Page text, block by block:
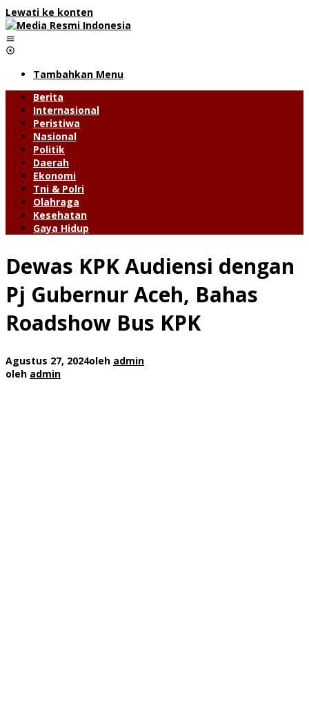
Lewati ke konten
Tambahkan Menu
Berita
Internasional
Peristiwa
Nasional
Politik
Daerah
Ekonomi
Tni & Polri
Olahraga
Kesehatan
Gaya Hidup
Dewas KPK Audiensi dengan
Pj Gubernur Aceh, Bahas
Roadshow Bus KPK
Agustus 27, 2024oleh admin
oleh admin